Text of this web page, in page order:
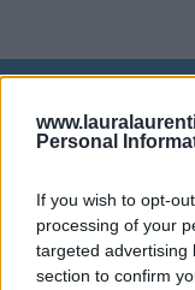
Personal
If you wish to opt-
processing of your
targeted advertising
section to confirm